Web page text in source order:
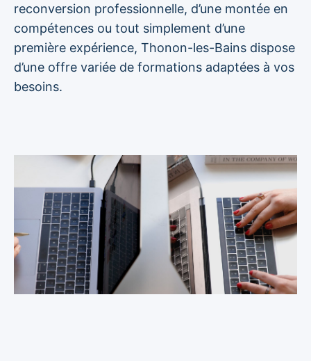
reconversion professionnelle, d’une montée en
compétences ou tout simplement d’une
première expérience, Thonon-les-Bains dispose
d’une offre variée de formations adaptées à vos
besoins.